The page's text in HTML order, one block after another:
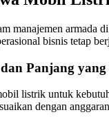
manajemen
bisnis tetap
Panjang yang
listrik untuk
dengan